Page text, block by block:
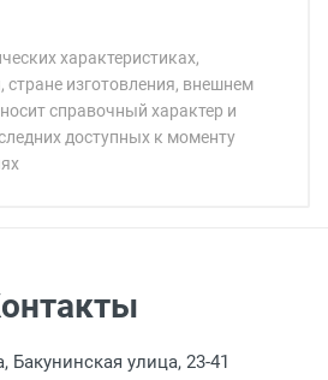
характеристиках,
стране изготовления, внешнем
справочный характер и
доступных к моменту
с 11:00 до 15:00, в
Бакунинская улица, 23-41